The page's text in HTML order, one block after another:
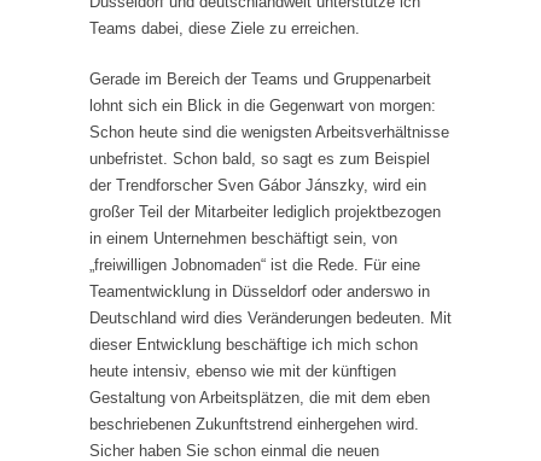
Teams dabei, diese Ziele zu erreichen.
Gerade im Bereich der Teams und Gruppenarbeit
lohnt sich ein Blick in die Gegenwart von morgen:
Schon heute sind die wenigsten Arbeitsverhältnisse
unbefristet. Schon bald, so sagt es zum Beispiel
der Trendforscher Sven Gábor Jánszky, wird ein
großer Teil der Mitarbeiter lediglich projektbezogen
in einem Unternehmen beschäftigt sein, von
„freiwilligen Jobnomaden“ ist die Rede. Für eine
Teamentwicklung in Düsseldorf oder anderswo in
Deutschland wird dies Veränderungen bedeuten. Mit
dieser Entwicklung beschäftige ich mich schon
heute intensiv, ebenso wie mit der künftigen
Gestaltung von Arbeitsplätzen, die mit dem eben
beschriebenen Zukunftstrend einhergehen wird.
Sicher haben Sie schon einmal die neuen